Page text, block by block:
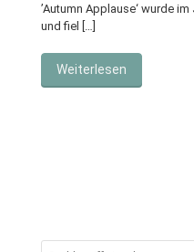
’Autumn Applause‘ wurde
und fiel […]
Weiterlesen